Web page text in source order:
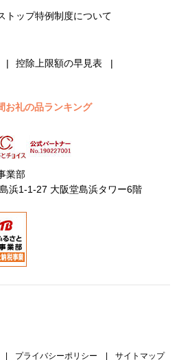
トップ特例制度について
控除上限額の早見表
お礼の品ランキング
業部
浜1-1-27 大阪堂島浜タワー6階
| プライバシーポリシー | サイトマップ